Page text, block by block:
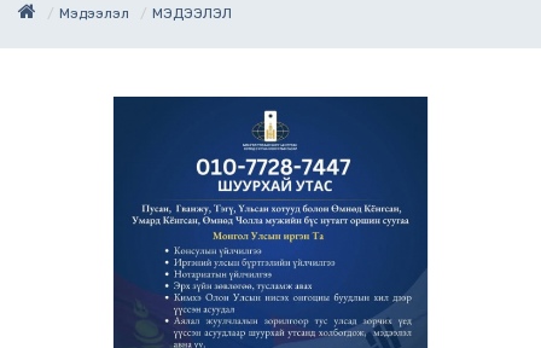
Мэдээлэл МЭДЭЭЛЭЛ